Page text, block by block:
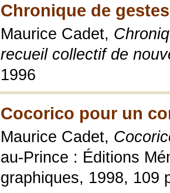
Chronique de
Maurice Cadet,
recueil collectif de
1996
Cocorico pour un
Maurice Cadet,
au-Prince : Éditions
graphiques, 1998, 109